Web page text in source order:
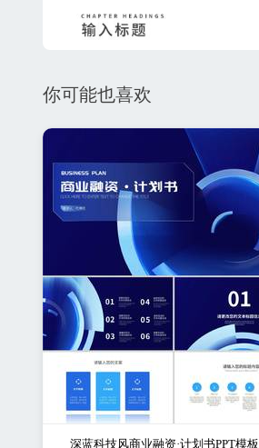
你可能也喜欢
深蓝科技风商业融资·计划书PPT模板